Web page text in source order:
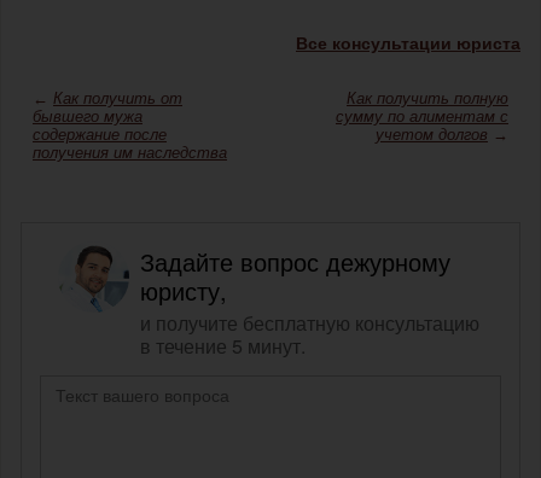
Все консультации юриста
← Как получить от
бывшего мужа
содержание после
получения им наследства
Как получить полную
сумму по алиментам с
учетом долгов →
Задайте вопрос дежурному
юристу,
и получите бесплатную консультацию
в течение 5 минут.